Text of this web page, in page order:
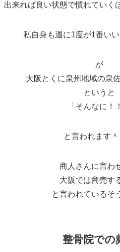
出来れば良い状態で慣れていく
私自身も週に1度が1番いい
が
大阪とくに泉州地域の泉
というと
「そんなに！
と言われます＾
商人さんに言わ
大阪では商売す
と言われているそ
整骨院での